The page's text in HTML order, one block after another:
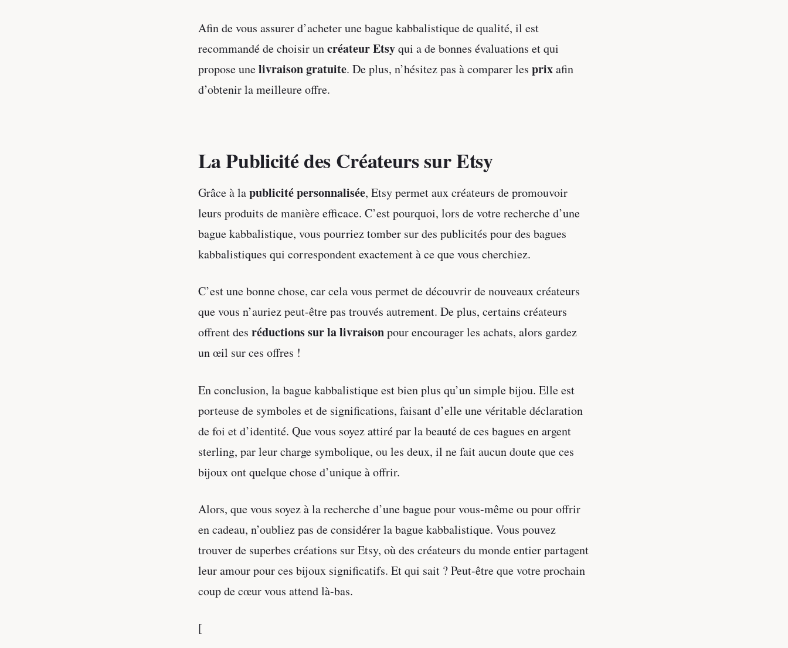
Afin de vous assurer d’acheter une bague kabbalistique de qualité, il est
recommandé de choisir uncréateur Etsyqui a de bonnes évaluations et qui
propose unelivraison gratuite. De plus, n’hésitez pas à comparer les prixafin
d’obtenir la meilleure offre.
La Publicité des Créateurs sur Etsy
Grâce à lapublicité personnalisée, Etsy permet aux créateurs de promouvoir
leurs produits de manière efficace. C’est pourquoi, lors de votre recherche d’une
bague kabbalistique, vous pourriez tomber sur des publicités pour des bagues
kabbalistiques qui correspondent exactement à ce que vous cherchiez.
C’est une bonne chose, car cela vous permet de découvrir de nouveaux créateurs
que vous n’auriez peut-être pas trouvés autrement. De plus, certains créateurs
offrent des réductions sur la livraisonpour encourager les achats, alors gardez
un œil sur ces offres !
En conclusion, la bague kabbalistique est bien plus qu’un simple bijou. Elle est
porteuse de symboles et de significations, faisant d’elle une véritable déclaration
de foi et d’identité. Que vous soyez attiré par la beauté de ces bagues en argent
sterling, par leur charge symbolique, ou les deux, il ne fait aucun doute que ces
bijoux ont quelque chose d’unique à offrir.
Alors, que vous soyez à la recherche d’une bague pour vous-même ou pour offrir
en cadeau, n’oubliez pas de considérer la bague kabbalistique. Vous pouvez
trouver de superbes créations sur Etsy, où des créateurs du monde entier partagent
leur amour pour ces bijoux significatifs. Et qui sait ? Peut-être que votre prochain
coup de cœur vous attend là-bas.
[